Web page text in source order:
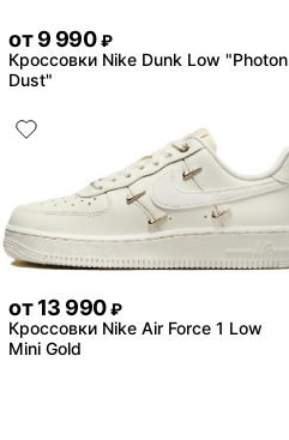
от 9 990 ₽
Кроссовки Nike Dunk Low "Photon
Dust"
от 13 990 ₽
Кроссовки Nike Air Force 1 Low
Mini Gold